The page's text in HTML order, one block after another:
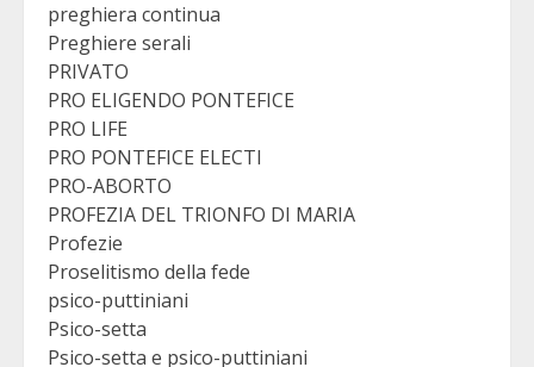
preghiera continua
Preghiere serali
PRIVATO
PRO ELIGENDO PONTEFICE
PRO LIFE
PRO PONTEFICE ELECTI
PRO-ABORTO
PROFEZIA DEL TRIONFO DI MARIA
Profezie
Proselitismo della fede
psico-puttiniani
Psico-setta
Psico-setta e psico-puttiniani